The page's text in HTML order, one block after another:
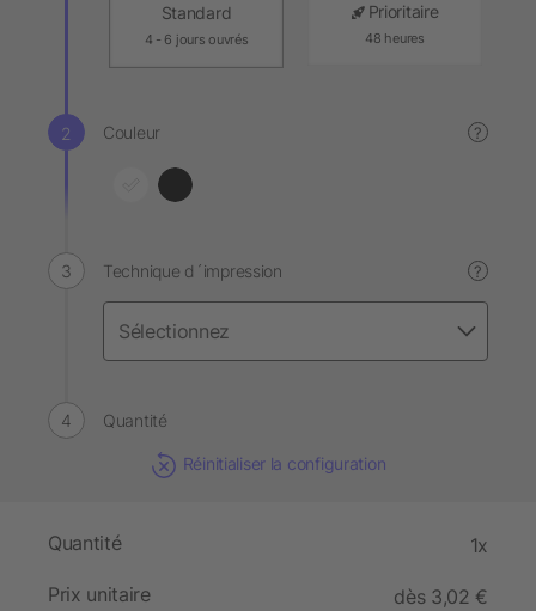
Standard
4 - 6 jours ouvrés
Prioritaire
48 heures
Couleur ?
Technique d´impression ?
Quantité
Réinitialiser la configuration
Quantité 1x
Prix unitaire
dès 3,02 €